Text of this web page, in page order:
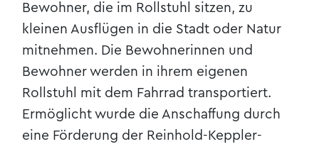
Bewohner, die im Rollstuhl sitzen, zu
kleinen Ausflügen in die Stadt oder Natur
mitnehmen. Die Bewohnerinnen und
Bewohner werden in ihrem eigenen
Rollstuhl mit dem Fahrrad transportiert.
Ermöglicht wurde die Anschaffung durch
eine Förderung der Reinhold-Keppler-